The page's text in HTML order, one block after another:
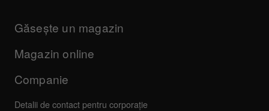
FAQs
Forum comunitate
Service, reparații, garanție
Companie
Altele
Găsește un magazin
Magazin online
Companie
Detalii de contact pentru corporație